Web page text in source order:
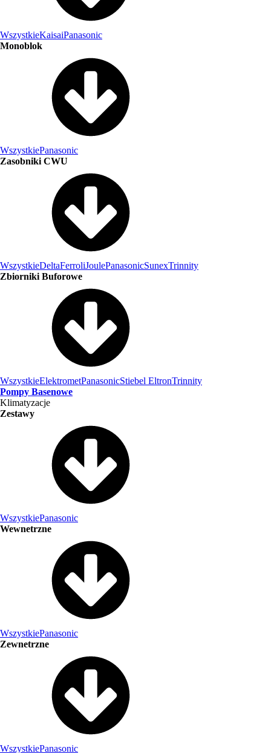
WszystkieKaisaiPanasonic
Monoblok
WszystkiePanasonic
Zasobniki CWU
WszystkieDeltaFerroliJoulePanasonicSunexTrinnity
Zbiorniki Buforowe
WszystkieElektrometPanasonicStiebel EltronTrinnity
Pompy Basenowe
Klimatyzacje
Zestawy
WszystkiePanasonic
Wewnetrzne
WszystkiePanasonic
Zewnetrzne
WszystkiePanasonic